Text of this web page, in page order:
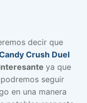
decir que
Crush Duel
ya que
seguir
en una manera